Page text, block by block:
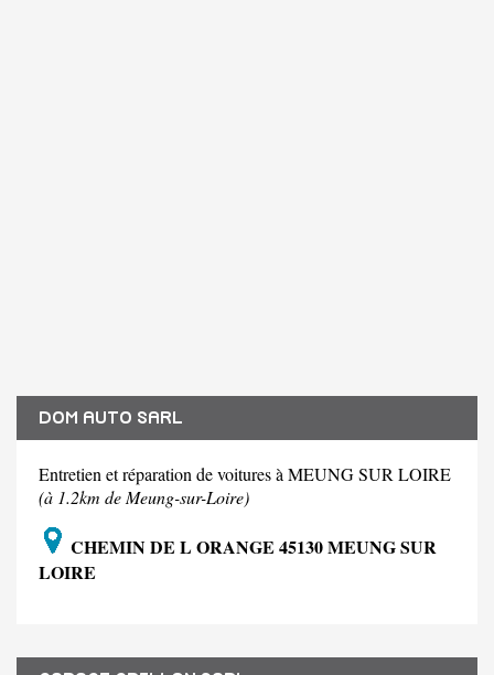
DOM AUTO SARL
Entretien et réparation de voitures à MEUNG SUR LOIRE
(à 1.2km de Meung-sur-Loire)
CHEMIN DE L ORANGE 45130 MEUNG SUR
LOIRE